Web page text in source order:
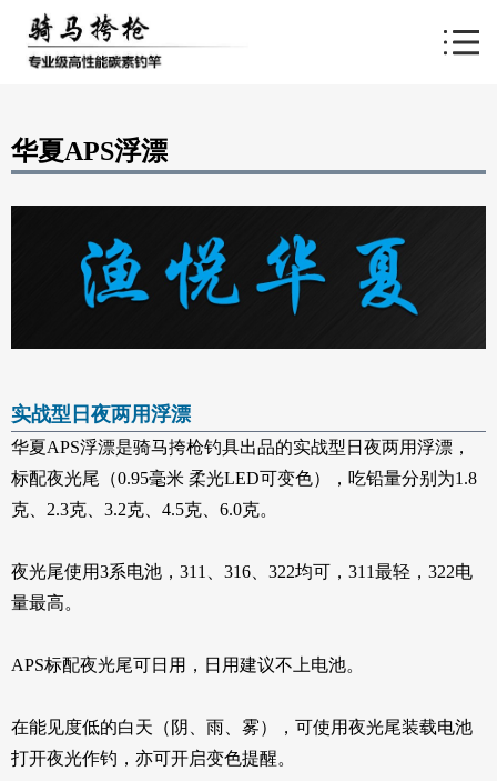
华夏APS浮漂
实战型日夜两用浮漂
华夏APS浮漂是骑马挎枪钓具出品的实战型日夜两用浮漂，
标配夜光尾（0.95毫米 柔光LED可变色），吃铅量分别为1.8
克、2.3克、3.2克、4.5克、6.0克。
夜光尾使用3系电池，311、316、322均可，311最轻，322电
量最高。
APS标配夜光尾可日用，日用建议不上电池。
在能见度低的白天（阴、雨、雾），可使用夜光尾装载电池
打开夜光作钓，亦可开启变色提醒。